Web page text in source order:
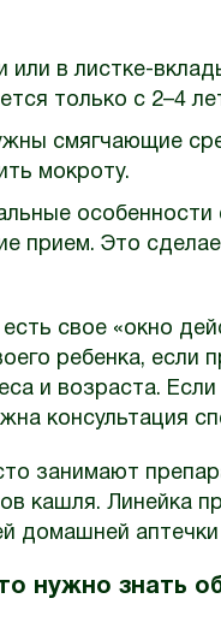
или в листке-
только с 2–4
смягчающие
мокроту.
прием. Это
есть свое «окно
ребенка, если
и возраста.
консультация
занимают
кашля. Линейка
домашней
нужно знать